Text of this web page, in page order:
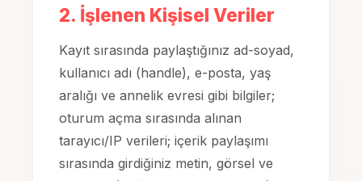
2. İşlenen Kişisel Veriler
Kayıt sırasında paylaştığınız ad-soyad,
kullanıcı adı (handle), e-posta, yaş
aralığı ve annelik evresi gibi bilgiler;
oturum açma sırasında alınan
tarayıcı/IP verileri; içerik paylaşımı
sırasında girdiğiniz metin, görsel ve